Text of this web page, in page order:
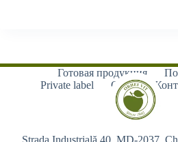
Готовая продукция
Private label
О нас